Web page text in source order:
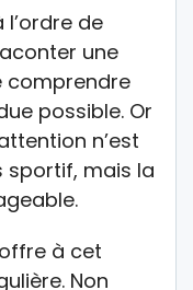
de
une
comprendre
possible. Or
n’est
sportif, mais la
à cet
Non